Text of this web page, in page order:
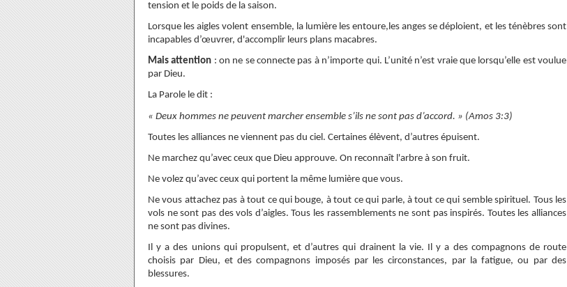
tension et le poids de la saison.
Lorsque les aigles volent ensemble, la lumière les entoure,les anges se déploient, et les ténèbres sont
incapables d’œuvrer, d'accomplir leurs plans macabres.
Mais attention : on ne se connecte pas à n’importe qui. L’unité n’est vraie que lorsqu’elle est voulue
par Dieu.
La Parole le dit :
« Deux hommes ne peuvent marcher ensemble s’ils ne sont pas d’accord. » (Amos 3:3)
Toutes les alliances ne viennent pas du ciel. Certaines élèvent, d’autres épuisent.
Ne marchez qu’avec ceux que Dieu approuve. On reconnaît l'arbre à son fruit.
Ne volez qu’avec ceux qui portent la même lumière que vous.
Ne vous attachez pas à tout ce qui bouge, à tout ce qui parle, à tout ce qui semble spirituel. Tous les
vols ne sont pas des vols d’aigles. Tous les rassemblements ne sont pas inspirés. Toutes les alliances
ne sont pas divines.
Il y a des unions qui propulsent, et d’autres qui drainent la vie. Il y a des compagnons de route
choisis par Dieu, et des compagnons imposés par les circonstances, par la fatigue, ou par des
blessures.